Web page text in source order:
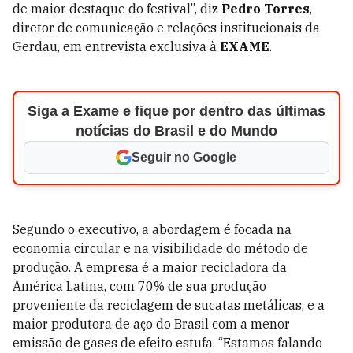
de maior destaque do festival”, diz Pedro Torres,
diretor de comunicação e relações institucionais da
Gerdau, em entrevista exclusiva à EXAME.
Siga a Exame e fique por dentro das últimas
notícias do Brasil e do Mundo
Seguir no Google
Segundo o executivo, a abordagem é focada na
economia circular e na visibilidade do método de
produção. A empresa é a maior recicladora da
América Latina, com 70% de sua produção
proveniente da reciclagem de sucatas metálicas, e a
maior produtora de aço do Brasil com a menor
emissão de gases de efeito estufa. “Estamos falando